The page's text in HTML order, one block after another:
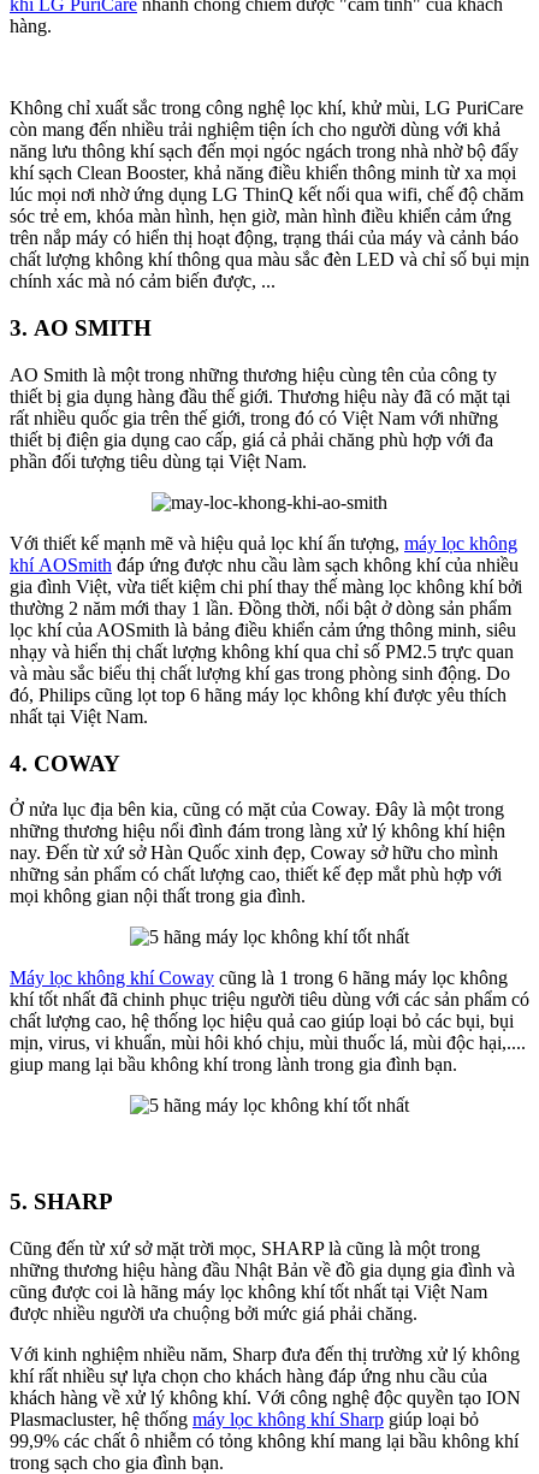
khí LG PuriCare nhanh chóng chiếm được "cảm tình" của khách
hàng.
Không chỉ xuất sắc trong công nghệ lọc khí, khử mùi, LG PuriCare
còn mang đến nhiều trải nghiệm tiện ích cho người dùng với khả
năng lưu thông khí sạch đến mọi ngóc ngách trong nhà nhờ bộ đẩy
khí sạch Clean Booster, khả năng điều khiển thông minh từ xa mọi
lúc mọi nơi nhờ ứng dụng LG ThinQ kết nối qua wifi, chế độ chăm
sóc trẻ em, khóa màn hình, hẹn giờ, màn hình điều khiển cảm ứng
trên nắp máy có hiển thị hoạt động, trạng thái của máy và cảnh báo
chất lượng không khí thông qua màu sắc đèn LED và chỉ số bụi mịn
chính xác mà nó cảm biến được, ...
3. AO SMITH
AO Smith là một trong những thương hiệu cùng tên của công ty
thiết bị gia dụng hàng đầu thế giới. Thương hiệu này đã có mặt tại
rất nhiều quốc gia trên thế giới, trong đó có Việt Nam với những
thiết bị điện gia dụng cao cấp, giá cả phải chăng phù hợp với đa
phần đối tượng tiêu dùng tại Việt Nam.
Với thiết kế mạnh mẽ và hiệu quả lọc khí ấn tượng, máy lọc không
khí AOSmith đáp ứng được nhu cầu làm sạch không khí của nhiều
gia đình Việt, vừa tiết kiệm chi phí thay thế màng lọc không khí bởi
thường 2 năm mới thay 1 lần. Đồng thời, nổi bật ở dòng sản phẩm
lọc khí của AOSmith là bảng điều khiển cảm ứng thông minh, siêu
nhạy và hiển thị chất lượng không khí qua chỉ số PM2.5 trực quan
và màu sắc biểu thị chất lượng khí gas trong phòng sinh động. Do
đó, Philips cũng lọt top 6 hãng máy lọc không khí được yêu thích
nhất tại Việt Nam.
4. COWAY
Ở nửa lục địa bên kia, cũng có mặt của Coway. Đây là một trong
những thương hiệu nổi đình đám trong làng xử lý không khí hiện
nay. Đến từ xứ sở Hàn Quốc xinh đẹp, Coway sở hữu cho mình
những sản phẩm có chất lượng cao, thiết kế đẹp mắt phù hợp với
mọi không gian nội thất trong gia đình.
Máy lọc không khí Coway cũng là 1 trong 6 hãng máy lọc không
khí tốt nhất đã chinh phục triệu người tiêu dùng với các sản phẩm có
chất lượng cao, hệ thống lọc hiệu quả cao giúp loại bỏ các bụi, bụi
mịn, virus, vi khuẩn, mùi hôi khó chịu, mùi thuốc lá, mùi độc hại,....
giup mang lại bầu không khí trong lành trong gia đình bạn.
5. SHARP
Cũng đến từ xứ sở mặt trời mọc, SHARP là cũng là một trong
những thương hiệu hàng đầu Nhật Bản về đồ gia dụng gia đình và
cũng được coi là hãng máy lọc không khí tốt nhất tại Việt Nam
được nhiều người ưa chuộng bởi mức giá phải chăng.
Với kinh nghiệm nhiều năm, Sharp đưa đến thị trường xử lý không
khí rất nhiều sự lựa chọn cho khách hàng đáp ứng nhu cầu của
khách hàng về xử lý không khí. Với công nghệ độc quyền tạo ION
Plasmacluster, hệ thống máy lọc không khí Sharp giúp loại bỏ
99,9% các chất ô nhiễm có tỏng không khí mang lại bầu không khí
trong sạch cho gia đình bạn.